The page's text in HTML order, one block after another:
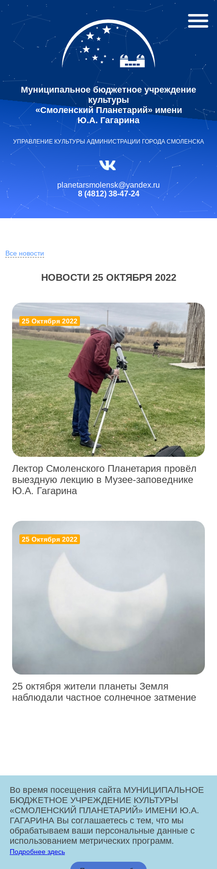
Муниципальное бюджетное учреждение
культуры
«Смоленский Планетарий» имени
Ю.А. Гагарина
УПРАВЛЕНИЕ КУЛЬТУРЫ АДМИНИСТРАЦИИ ГОРОДА СМОЛЕНСКА
planetarsmolensk@yandex.ru
8 (4812) 38-47-24
Все новости
НОВОСТИ 25 ОКТЯБРЯ 2022
25 Октября 2022
Лектор Смоленского Планетария провёл
выездную лекцию в Музее-заповеднике
Ю.А. Гагарина
25 Октября 2022
25 октября жители планеты Земля
наблюдали частное солнечное затмение
МБУК «Смоленский Планетарий» имени Ю.А. Гагарина © 2026
Во время посещения сайта МУНИЦИПАЛЬНОЕ
БЮДЖЕТНОЕ УЧРЕЖДЕНИЕ КУЛЬТУРЫ
«СМОЛЕНСКИЙ ПЛАНЕТАРИЙ» ИМЕНИ Ю.А.
ГАГАРИНА Вы соглашаетесь с тем, что мы
обрабатываем ваши персональные данные с
использованием метрических программ.
Подробнее здесь